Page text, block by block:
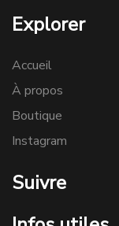
Explorer
Accueil
À propos
Boutique
Instagram
Suivre